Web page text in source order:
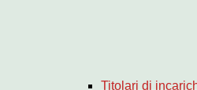
Titolari di